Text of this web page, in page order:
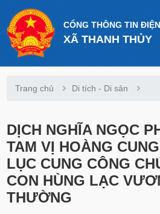
CỔNG THÔNG TIN
XÃ THANH THỦY
Trang chủ Di tích - Di sản
DỊCH NGHĨA NGỌC
TAM VỊ HOÀNG
LỤC CUNG CÔNG
CON HÙNG LẠC
THƯỜNG